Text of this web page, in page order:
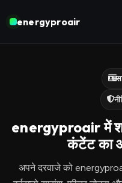
energyproair
energyproair में
कंटेंट का
अपने दरवाजे को